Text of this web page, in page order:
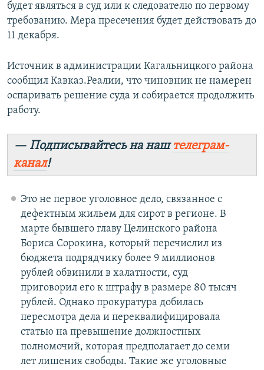
будет являться в суд или к следователю по первому
требованию. Мера пресечения будет действовать до
11 декабря.
Источник в администрации Кагальницкого района
сообщил Кавказ.Реалии, что чиновник не намерен
оспаривать решение суда и собирается продолжить
работу.
— Подписывайтесь на наштелеграм-
канал!
Это не первое уголовное дело, связанное с
дефектным жильем для сирот в регионе. В
марте бывшего главу Целинского района
Бориса Сорокина, который перечислил из
бюджета подрядчику более 9 миллионов
рублей обвинили в халатности, суд
приговорил его к штрафу в размере 80 тысяч
рублей. Однако прокуратура добилась
пересмотра дела и переквалифицировала
статью на превышение должностных
полномочий, которая предполагает до семи
лет лишения свободы. Такие же уголовные